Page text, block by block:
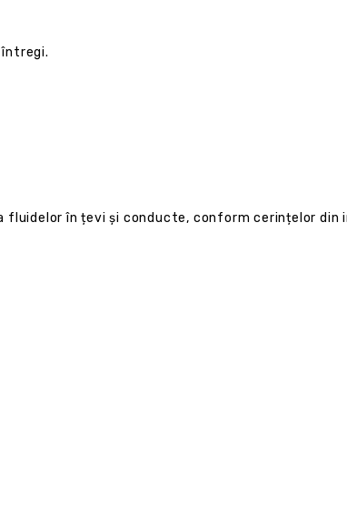
în țevi și conducte, conform cerințelor din